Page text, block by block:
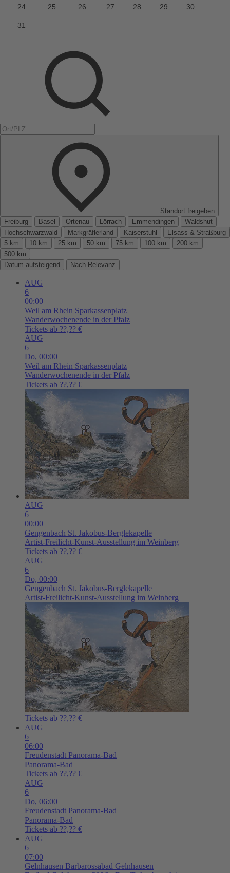
Standort freigeben
Freiburg
Basel Ortenau Lörrach Emmendingen
Waldshut
Hochschwarzwald
Markgräflerland Kaiserstuhl
Elsass & Straßburg
5 km
10 km 25 km 50 km 75 km 100 km
200 km
500 km
Datum aufsteigend
Nach Relevanz
AUG
6
00:00
Weil am Rhein Sparkassenplatz
Wanderwochenende in der Pfalz
Tickets ab ??,?? €
AUG
6
Do, 00:00
Weil am Rhein Sparkassenplatz
Wanderwochenende in der Pfalz
Tickets ab ??,?? €
AUG
6
00:00
Gengenbach St. Jakobus-Berglekapelle
Artist-Freilicht-Kunst-Ausstellung im Weinberg
Tickets ab ??,?? €
AUG
6
Do, 00:00
Gengenbach St. Jakobus-Berglekapelle
Artist-Freilicht-Kunst-Ausstellung im Weinberg
Tickets ab ??,?? €
AUG
6
06:00
Freudenstadt Panorama-Bad
Panorama-Bad
Tickets ab ??,?? €
AUG
6
Do, 06:00
Freudenstadt Panorama-Bad
Panorama-Bad
Tickets ab ??,?? €
AUG
6
07:00
Gelnhausen Barbarossabad Gelnhausen